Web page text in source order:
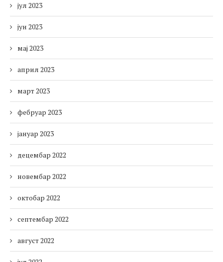
јул 2023
јун 2023
мај 2023
април 2023
март 2023
фебруар 2023
јануар 2023
децембар 2022
новембар 2022
октобар 2022
септембар 2022
август 2022